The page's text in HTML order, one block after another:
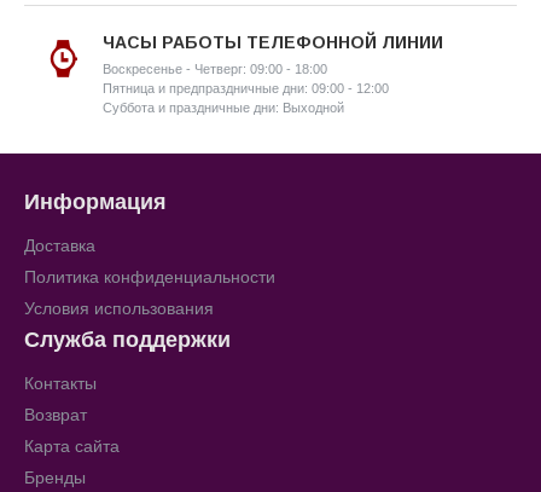
ЧАСЫ РАБОТЫ ТЕЛЕФОННОЙ ЛИНИИ
Воскресенье - Четверг: 09:00 - 18:00
Пятница и предпраздничные дни: 09:00 - 12:00
Суббота и праздничные дни: Выходной
Информация
Доставка
Политика конфиденциальности
Условия использования
Служба поддержки
Контакты
Возврат
Карта сайта
Бренды